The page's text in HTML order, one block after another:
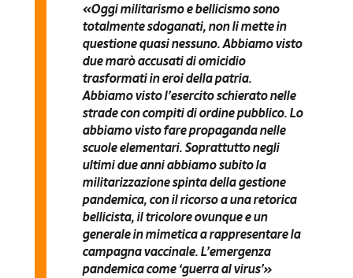
«Oggi militarismo e bellicismo sono
totalmente sdoganati, non li mette in
questione quasi nessuno. Abbiamo visto
due marò accusati di omicidio
trasformati in eroi della patria.
Abbiamo visto l’esercito schierato nelle
strade con compiti di ordine pubblico. Lo
abbiamo visto fare propaganda nelle
scuole elementari. Soprattutto negli
ultimi due anni abbiamo subito la
militarizzazione spinta della gestione
pandemica, con il ricorso a una retorica
bellicista, il tricolore ovunque e un
generale in mimetica a rappresentare la
campagna vaccinale. L’emergenza
pandemica come ‘guerra al virus’»